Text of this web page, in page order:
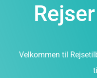
Velkommen til